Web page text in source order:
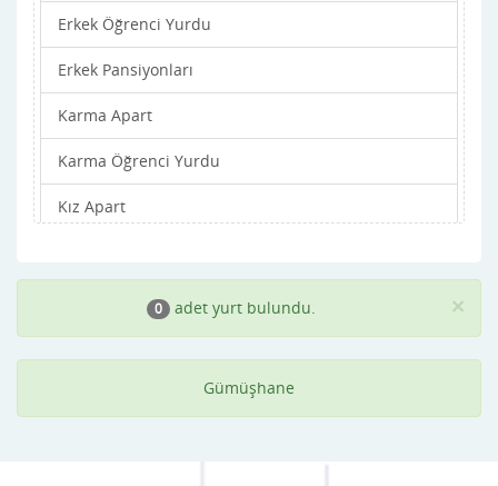
Erkek Öğrenci Yurdu
Erkek Pansiyonları
Karma Apart
Karma Öğrenci Yurdu
Kız Apart
Kız Pansiyonları ×
0 adet yurt bulundu.
Gümüşhane